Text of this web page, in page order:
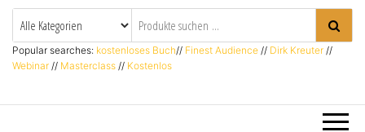
Popular searches: kostenloses Buch// Finest Audience // Dirk Kreuter //
Webinar // Masterclass // Kostenlos